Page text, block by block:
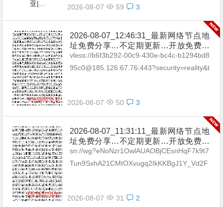
2026-08-07 59 3
2026-08-07_12:46:31_最新网络节点地
址免费分享…不定期更新…开放免费分
享（网络免费节点香港|日本|韩国|新加
坡|台湾|马来西亚|…
vless://b6f3b292-00c9-430e-bc4c-b1294bd8
95c0@185.126.67.76:443?security=reality&t
2026-08-07 50 3
2026-08-07_11:31:11_最新网络节点地
址免费分享…不定期更新…开放免费分
享（网络免费节点香港|日本|韩国|新加
坡|台湾|马来西亚|…
sn://wg?eNoNzr1OwlAUAOBjCEsnHqF7k9t7
Tun9SxhA21CMtOXvugq2IkKKBgJ1Y_Vd2F
2026-08-07 31 2